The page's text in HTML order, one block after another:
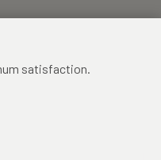
satisfaction.